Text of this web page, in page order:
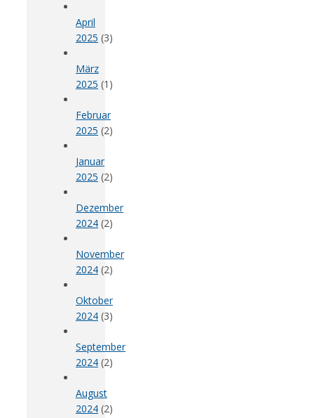
April
2025 (3)
März
2025 (1)
Februar
2025 (2)
Januar
2025 (2)
Dezember
2024 (2)
November
2024 (2)
Oktober
2024 (3)
September
2024 (2)
August
2024 (2)